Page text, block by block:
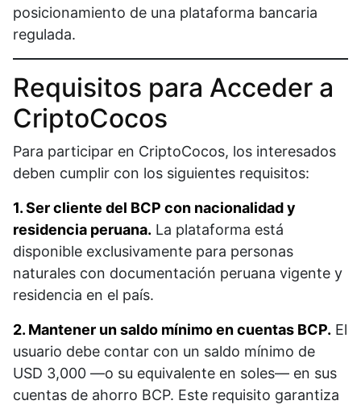
posicionamiento de una plataforma bancaria
regulada.
Requisitos para Acceder a
CriptoCocos
Para participar en CriptoCocos, los interesados
deben cumplir con los siguientes requisitos:
1. Ser cliente del BCP con nacionalidad y
residencia peruana. La plataforma está
disponible exclusivamente para personas
naturales con documentación peruana vigente y
residencia en el país.
2. Mantener un saldo mínimo en cuentas BCP. El
usuario debe contar con un saldo mínimo de
USD 3,000 —o su equivalente en soles— en sus
cuentas de ahorro BCP. Este requisito garantiza